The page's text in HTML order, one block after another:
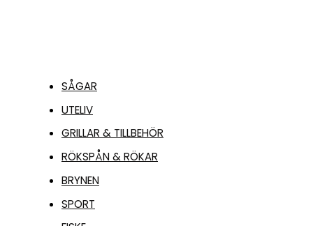
SÅGAR
UTELIV
GRILLAR & TILLBEHÖR
RÖKSPÅN & RÖKAR
BRYNEN
SPORT